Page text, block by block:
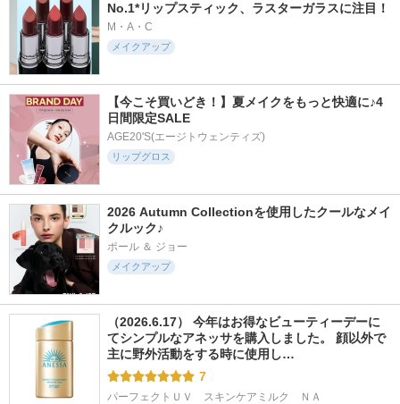
No.1*リップスティック、ラスターガラスに注目！
M・A・C
メイクアップ
【今こそ買いどき！】夏メイクをもっと快適に♪4
日間限定SALE
AGE20'S(エージトウェンティズ)
リップグロス
2026 Autumn Collectionを使用したクールなメイ
クルック♪
ポール ＆ ジョー
メイクアップ
（2026.6.17） 今年はお得なビューティーデーに
てシンプルなアネッサを購入しました。 顔以外で
主に野外活動をする時に使用し…
7
パーフェクトＵＶ　スキンケアミルク　ＮＡ